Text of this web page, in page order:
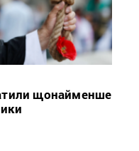
щонайменше